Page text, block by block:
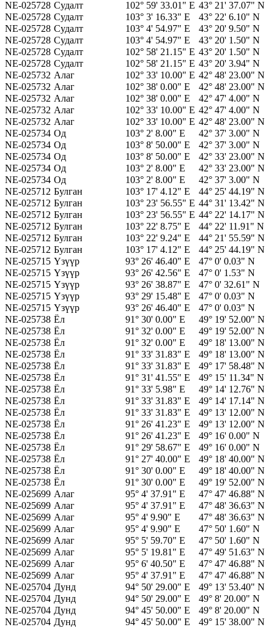
NE-025728 Судалт 102° 59' 33.01" E 43° 21' 37.07" N
NE-025728 Судалт 103° 3' 16.33" E
43° 22' 6.10" N
NE-025728 Судалт 103° 4' 54.97" E
43° 20' 9.50" N
NE-025728 Судалт 103° 4' 54.97" E
43° 20' 1.50" N
NE-025728 Судалт 102° 58' 21.15" E 43° 20' 1.50" N
NE-025728 Судалт 102° 58' 21.15" E 43° 20' 3.94" N
NE-025732 Алаг 102° 33' 10.00" E 42° 48' 23.00" N
NE-025732 Алаг 102° 38' 0.00" E
42° 48' 23.00" N
NE-025732 Алаг 102° 38' 0.00" E
42° 47' 4.00" N
NE-025732 Алаг 102° 33' 10.00" E 42° 47' 4.00" N
NE-025732 Алаг 102° 33' 10.00" E 42° 48' 23.00" N
NE-025734 Од 103° 2' 8.00" E
42° 37' 3.00" N
NE-025734 Од 103° 8' 50.00" E
42° 37' 3.00" N
NE-025734 Од 103° 8' 50.00" E
42° 33' 23.00" N
NE-025734 Од 103° 2' 8.00" E
42° 33' 23.00" N
NE-025734 Од 103° 2' 8.00" E
42° 37' 3.00" N
NE-025712 Булган 103° 17' 4.12" E
44° 25' 44.19" N
NE-025712 Булган 103° 23' 56.55" E 44° 31' 13.42" N
NE-025712 Булган 103° 23' 56.55" E 44° 22' 14.17" N
NE-025712 Булган 103° 22' 8.75" E
44° 22' 11.91" N
NE-025712 Булган 103° 22' 9.24" E
44° 21' 55.59" N
NE-025712 Булган 103° 17' 4.12" E
44° 25' 44.19" N
NE-025715 Үзүүр 93° 26' 46.40" E
47° 0' 0.03" N
NE-025715 Үзүүр 93° 26' 42.56" E
47° 0' 1.53" N
NE-025715 Үзүүр 93° 26' 38.87" E
47° 0' 32.61" N
NE-025715 Үзүүр 93° 29' 15.48" E
47° 0' 0.03" N
NE-025715 Үзүүр 93° 26' 46.40" E
47° 0' 0.03" N
NE-025738 Ёл 91° 30' 0.00" E
49° 19' 52.00" N
NE-025738 Ёл 91° 32' 0.00" E
49° 19' 52.00" N
NE-025738 Ёл 91° 32' 0.00" E
49° 18' 13.00" N
NE-025738 Ёл 91° 33' 31.83" E
49° 18' 13.00" N
NE-025738 Ёл 91° 33' 31.83" E
49° 17' 58.48" N
NE-025738 Ёл 91° 31' 41.55" E
49° 15' 11.34" N
NE-025738 Ёл 91° 33' 5.98" E
49° 14' 12.76" N
NE-025738 Ёл 91° 33' 31.83" E
49° 14' 17.14" N
NE-025738 Ёл 91° 33' 31.83" E
49° 13' 12.00" N
NE-025738 Ёл 91° 26' 41.23" E
49° 13' 12.00" N
NE-025738 Ёл 91° 26' 41.23" E
49° 16' 0.00" N
NE-025738 Ёл 91° 29' 58.67" E
49° 16' 0.00" N
NE-025738 Ёл 91° 27' 40.00" E
49° 18' 40.00" N
NE-025738 Ёл 91° 30' 0.00" E
49° 18' 40.00" N
NE-025738 Ёл 91° 30' 0.00" E
49° 19' 52.00" N
NE-025699 Алаг 95° 4' 37.91" E
47° 47' 46.88" N
NE-025699 Алаг 95° 4' 37.91" E
47° 48' 36.63" N
NE-025699 Алаг 95° 4' 9.90" E
47° 48' 36.63" N
NE-025699 Алаг 95° 4' 9.90" E
47° 50' 1.60" N
NE-025699 Алаг 95° 5' 59.70" E
47° 50' 1.60" N
NE-025699 Алаг 95° 5' 19.81" E
47° 49' 51.63" N
NE-025699 Алаг 95° 6' 40.50" E
47° 47' 46.88" N
NE-025699 Алаг 95° 4' 37.91" E
47° 47' 46.88" N
NE-025704 Дунд 94° 50' 29.00" E
49° 13' 53.40" N
NE-025704 Дунд 94° 50' 29.00" E
49° 8' 20.00" N
NE-025704 Дунд 94° 45' 50.00" E
49° 8' 20.00" N
NE-025704 Дунд 94° 45' 50.00" E
49° 15' 38.00" N